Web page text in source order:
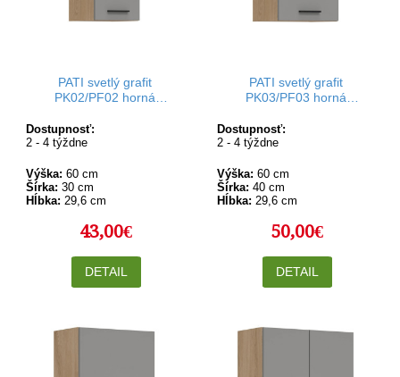
PATI svetlý grafit
PK02/PF02 horná
Dostupnosť:
2 - 4 týždne
Výška: 60 cm
Šírka: 30 cm
Hĺbka: 29,6 cm
43,00€
DETAIL
PATI svetlý grafit
PK03/PF03 horná
Dostupnosť:
2 - 4 týždne
Výška: 60 cm
Šírka: 40 cm
Hĺbka: 29,6 cm
50,00€
DETAIL